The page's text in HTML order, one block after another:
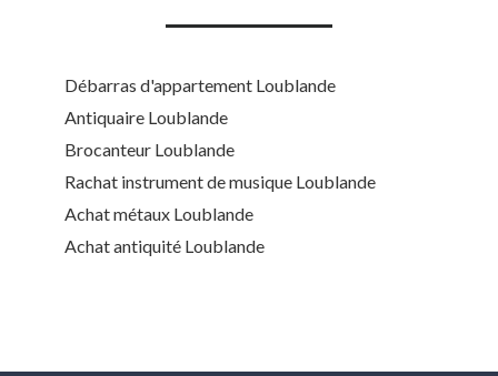
Débarras d'appartement Loublande
Antiquaire Loublande
Brocanteur Loublande
Rachat instrument de musique Loublande
Achat métaux Loublande
Achat antiquité Loublande